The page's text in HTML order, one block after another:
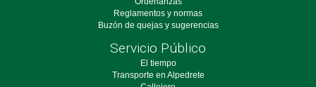
Reglamentos y normas
Buzón de quejas y sugerencias
Servicio Público
El tiempo
Transporte en Alpedrete